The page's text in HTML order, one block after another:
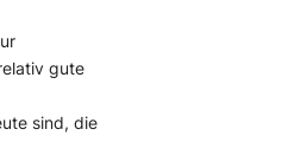
gute
sind, die